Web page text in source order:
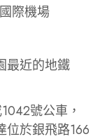
際機場
最近的地鐵
號公車，
位於銀飛路166